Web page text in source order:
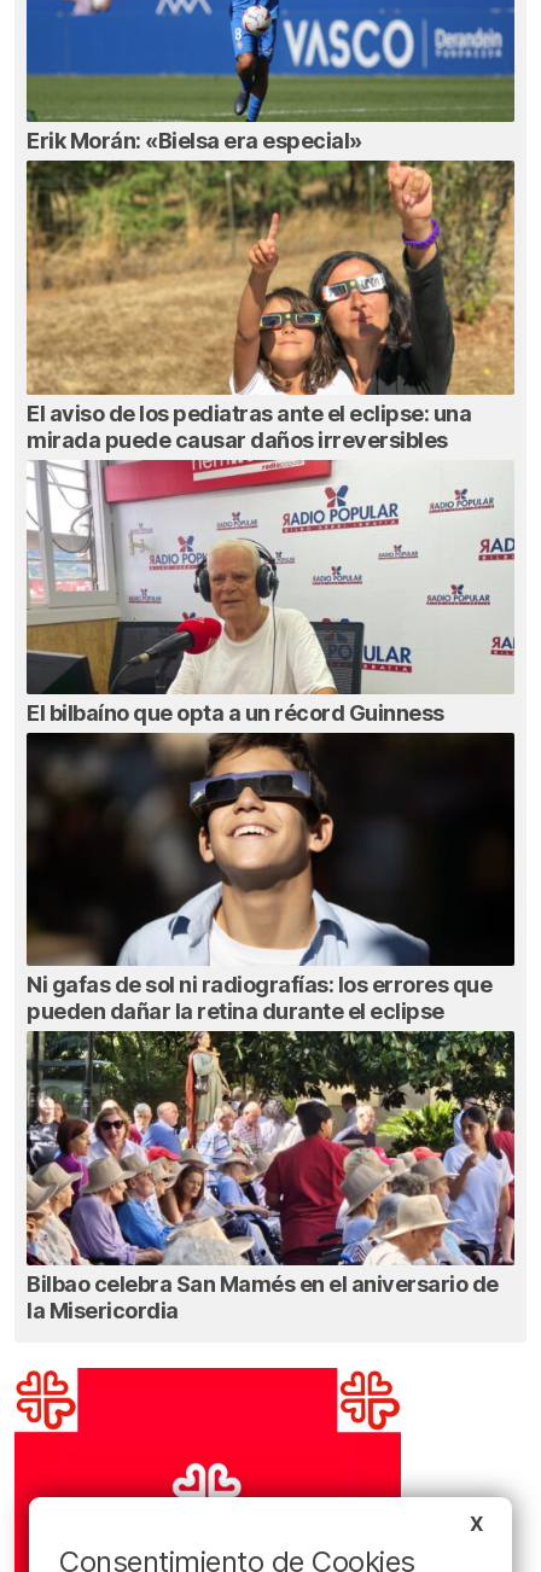
Erik Morán: «Bielsa era especial»
El aviso de los pediatras ante el eclipse: una
mirada puede causar daños irreversibles
El bilbaíno que opta a un récord Guinness
Ni gafas de sol ni radiografías: los errores que
pueden dañar la retina durante el eclipse
Bilbao celebra San Mamés en el aniversario de
la Misericordia
X
Consentimiento de Cookies